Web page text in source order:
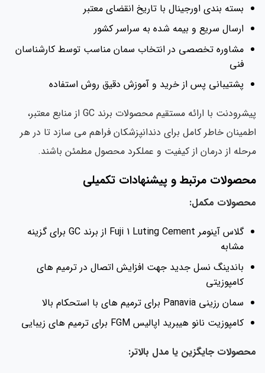
بسته بندی اورجینال با تاریخ انقضای معتبر
ارسال سریع و بیمه شده به سراسر کشور
مشاوره تخصصی در انتخاب سمان مناسب توسط کارشناسان
فنی
پشتیبانی پس از خرید و آموزش دقیق روش استفاده
پیشرودنت با ارائه مستقیم محصولات برند GC از منابع معتبر،
اطمینان خاطر کامل برای دندانپزشکان فراهم می سازد تا در هر
مرحله از درمان از کیفیت و عملکرد محصول مطمئن باشند.
محصولات مرتبط و پیشنهادات تکمیلی
محصولات مکمل:
گلاس آینومر Fuji 1 Luting Cement از برند GC برای گزینه
مشابه
باندینگ نسل جدید جهت افزایش اتصال در ترمیم های
کامپوزیتی
سمان رزینی Panavia برای ترمیم های با استحکام بالا
کامپوزیت نانو هیبرید اپالیس FGM برای ترمیم های زیبایی
محصولات جایگزین یا مدل بالاتر: